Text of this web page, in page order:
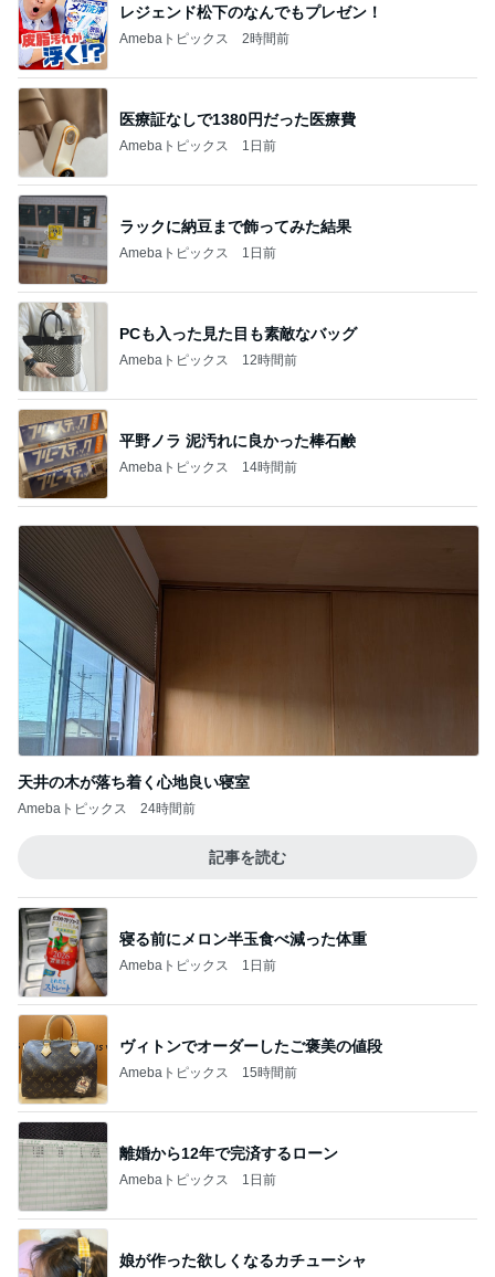
レジェンド松下のなんでもプレゼン！
Amebaトピックス 2時間前
医療証なしで1380円だった医療費
Amebaトピックス 1日前
ラックに納豆まで飾ってみた結果
Amebaトピックス 1日前
PCも入った見た目も素敵なバッグ
Amebaトピックス 12時間前
平野ノラ 泥汚れに良かった棒石鹸
Amebaトピックス 14時間前
天井の木が落ち着く心地良い寝室
Amebaトピックス 24時間前
記事を読む
寝る前にメロン半玉食べ減った体重
Amebaトピックス 1日前
ヴィトンでオーダーしたご褒美の値段
Amebaトピックス 15時間前
離婚から12年で完済するローン
Amebaトピックス 1日前
娘が作った欲しくなるカチューシャ